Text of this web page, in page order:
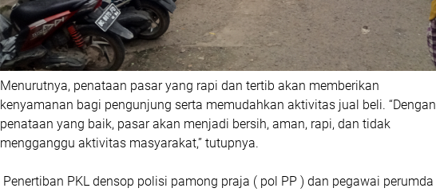
Menurutnya, penataan pasar yang rapi dan tertib akan memberikan
kenyamanan bagi pengunjung serta memudahkan aktivitas jual beli. “Dengan
penataan yang baik, pasar akan menjadi bersih, aman, rapi, dan tidak
mengganggu aktivitas masyarakat,” tutupnya.
Penertiban PKL densop polisi pamong praja ( pol PP ) dan pegawai perumda